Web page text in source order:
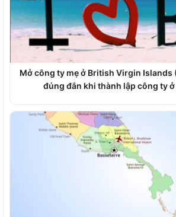
Mở công ty mẹ ở British Virgin Islands
đúng đắn khi thành lập công ty